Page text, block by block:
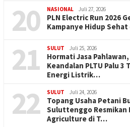
20 NASIONAL Juli 27, 2026
PLN Electric Run 2026
Kampanye Hidup
21 SULUT Juli 25, 2026
Hormati Jasa
Keandalan PLTU Palu 3
Energi Listrik…
22 SULUT Juli 24, 2026
Topang Usaha Petani
Suluttenggo
Agriculture di T…